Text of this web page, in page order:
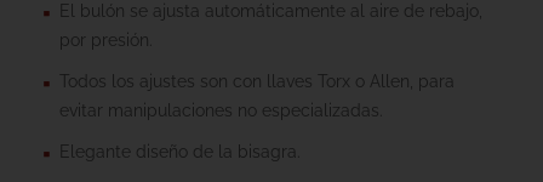
El bulón se ajusta automáticamente al aire de rebajo,
por presión.
Todos los ajustes son con llaves Torx o Allen, para
evitar manipulaciones no especializadas.
Elegante diseño de la bisagra.